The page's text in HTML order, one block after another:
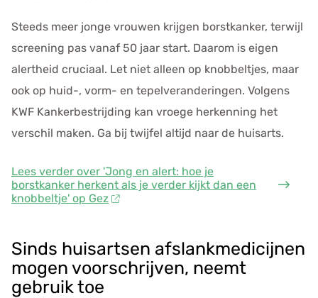
Steeds meer jonge vrouwen krijgen borstkanker, terwijl
screening pas vanaf 50 jaar start. Daarom is eigen
alertheid cruciaal. Let niet alleen op knobbeltjes, maar
ook op huid-, vorm- en tepelveranderingen. Volgens
KWF Kankerbestrijding kan vroege herkenning het
verschil maken. Ga bij twijfel altijd naar de huisarts.
Lees verder over 'Jong en alert: hoe je
borstkanker herkent als je verder kijkt dan een
knobbeltje' op Gez
Sinds huisartsen afslankmedicijnen
mogen voorschrijven, neemt
gebruik toe